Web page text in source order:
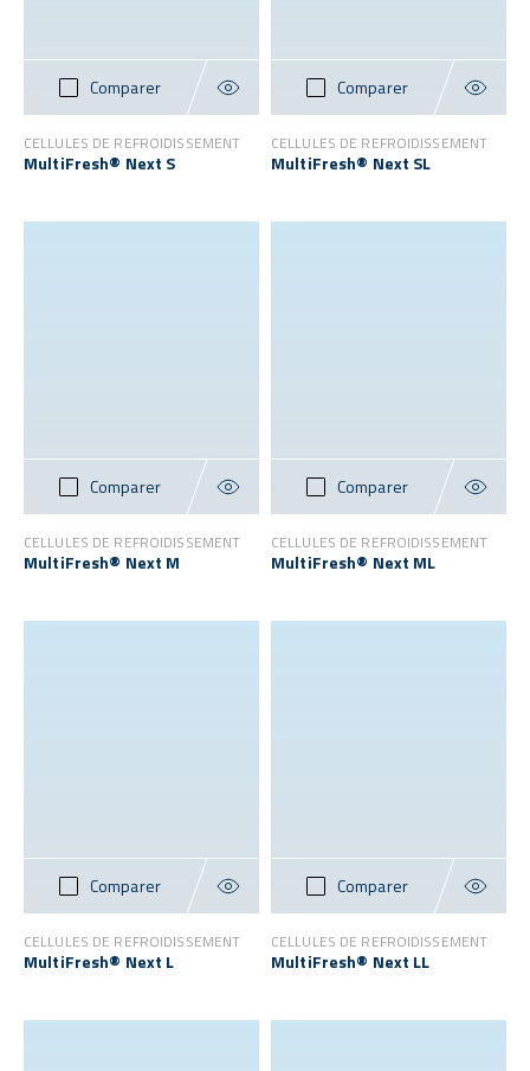
Comparer
CELLULES DE REFROIDISSEMENT
MultiFresh® Next S
Comparer
CELLULES DE REFROIDISSEMENT
MultiFresh® Next SL
Comparer
CELLULES DE REFROIDISSEMENT
MultiFresh® Next M
Comparer
CELLULES DE REFROIDISSEMENT
MultiFresh® Next ML
Comparer
CELLULES DE REFROIDISSEMENT
MultiFresh® Next L
Comparer
CELLULES DE REFROIDISSEMENT
MultiFresh® Next LL